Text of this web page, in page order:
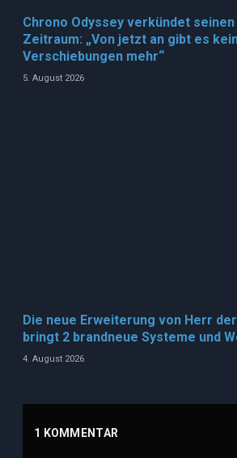
Chrono Odyssey verkündet
Zeitraum: „Von jetzt an gibt es
Verschiebungen mehr“
5. August 2026
Die neue Erweiterung von Herr
bringt 2 brandneue Systeme und
4. August 2026
1 KOMMENTAR